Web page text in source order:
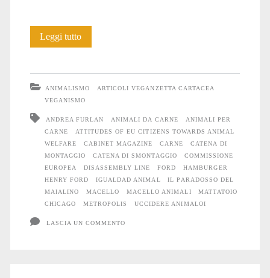
Leggi tuttoMattatoio
ANIMALISMO
ARTICOLI VEGANZETTA CARTACEA
VEGANISMO
ANDREA FURLAN ANIMALI DA CARNE
ANIMALI PER
CARNE
ATTITUDES OF EU CITIZENS TOWARDS ANIMAL
WELFARE
CABINET MAGAZINE CARNE
CATENA DI
MONTAGGIO
CATENA DI SMONTAGGIO
COMMISSIONE
EUROPEA
DISASSEMBLY LINE FORD
HAMBURGER
HENRY FORD
IGUALDAD ANIMAL
IL PARADOSSO DEL
MAIALINO
MACELLO MACELLO ANIMALI
MATTATOIO
CHICAGO
METROPOLIS UCCIDERE ANIMALOI
LASCIA UN COMMENTO